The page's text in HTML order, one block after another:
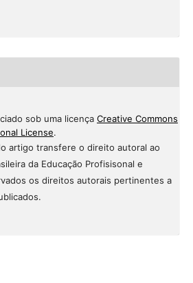
sob uma licença Creative Commons
License.
artigo transfere o direito autoral ao
da Educação Profisisonal e
os direitos autorais pertinentes a